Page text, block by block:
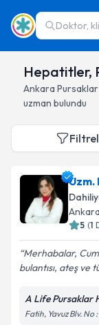
Doktor,
Hepatitler,
Ankara Pursaklar
uzman bulundu
Uzm.
Ankara
5 (1
Merhabalar,
bulantısı, ateş ve
A Life Pursaklar
Fatih, Yavuz Blv. No :